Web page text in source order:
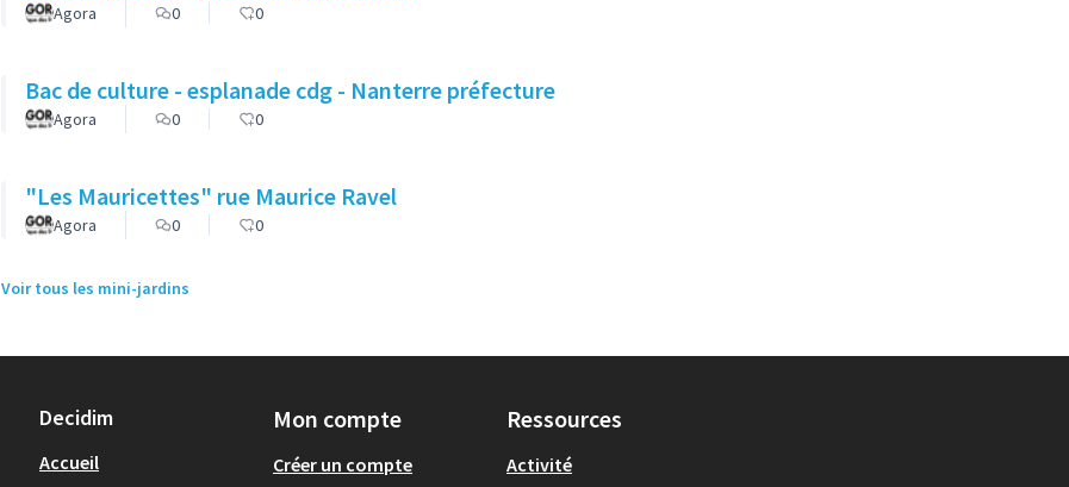
Agora 0 0
Bac de culture - esplanade cdg - Nanterre préfecture
Agora 0 0
"Les Mauricettes" rue Maurice Ravel
Agora 0 0
Voir tous les mini-jardins
Decidim
Accueil
Mon compte
Créer un compte
Ressources
Activité